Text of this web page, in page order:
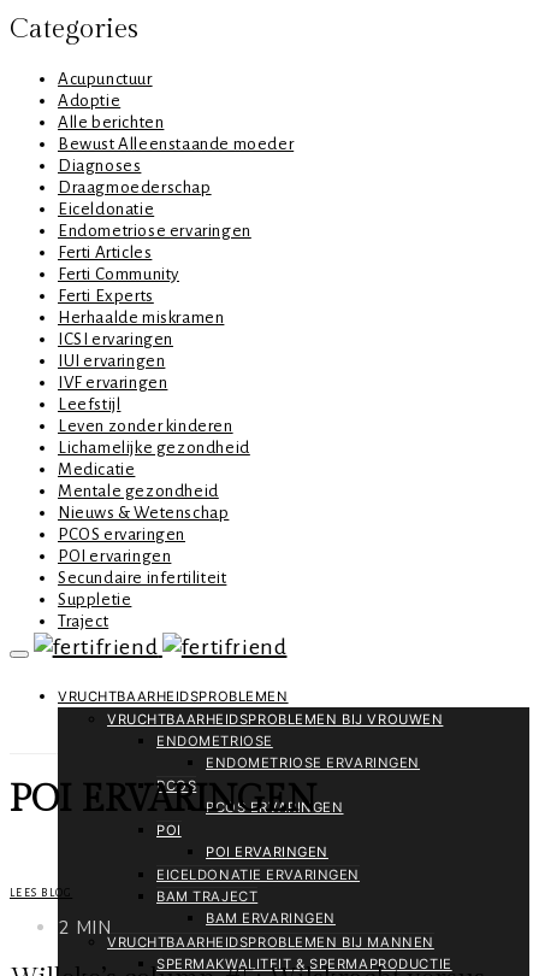
Categories
Acupunctuur
Adoptie
Alle berichten
Bewust Alleenstaande moeder
Diagnoses
Draagmoederschap
Eiceldonatie
Endometriose ervaringen
Ferti Articles
Ferti Community
Ferti Experts
Herhaalde miskramen
ICSI ervaringen
IUI ervaringen
IVF ervaringen
Leefstijl
Leven zonder kinderen
Lichamelijke gezondheid
Medicatie
Mentale gezondheid
Nieuws & Wetenschap
PCOS ervaringen
POI ervaringen
Secundaire infertiliteit
Suppletie
Traject
VRUCHTBAARHEIDSPROBLEMEN
VRUCHTBAARHEIDSPROBLEMEN BIJ VROUWEN
ENDOMETRIOSE
ENDOMETRIOSE ERVARINGEN
PCOS
PCOS ERVARINGEN
POI
POI ERVARINGEN
EICELDONATIE ERVARINGEN
BAM TRAJECT
BAM ERVARINGEN
VRUCHTBAARHEIDSPROBLEMEN BIJ MANNEN
SPERMAKWALITEIT & SPERMAPRODUCTIE
POI ERVARINGEN
LEES BLOG
2 MIN